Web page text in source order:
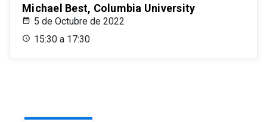
Michael Best, Columbia University
5 de Octubre de 2022
15:30 a 17:30